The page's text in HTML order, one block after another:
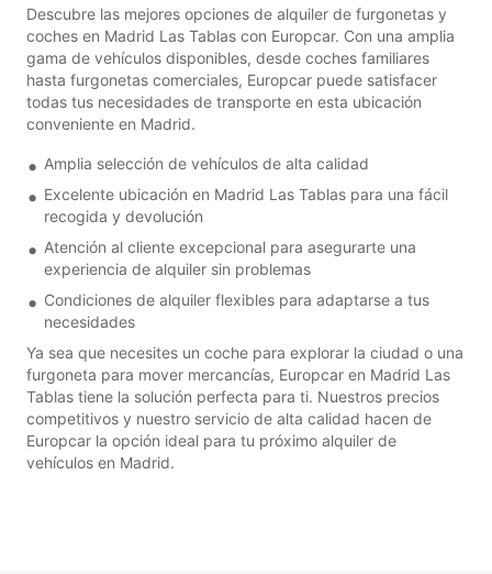
Descubre las mejores opciones de alquiler de furgonetas y
coches en Madrid Las Tablas con Europcar. Con una amplia
gama de vehículos disponibles, desde coches familiares
hasta furgonetas comerciales, Europcar puede satisfacer
todas tus necesidades de transporte en esta ubicación
conveniente en Madrid.
Amplia selección de vehículos de alta calidad
Excelente ubicación en Madrid Las Tablas para una fácil
recogida y devolución
Atención al cliente excepcional para asegurarte una
experiencia de alquiler sin problemas
Condiciones de alquiler flexibles para adaptarse a tus
necesidades
Ya sea que necesites un coche para explorar la ciudad o una
furgoneta para mover mercancías, Europcar en Madrid Las
Tablas tiene la solución perfecta para ti. Nuestros precios
competitivos y nuestro servicio de alta calidad hacen de
Europcar la opción ideal para tu próximo alquiler de
vehículos en Madrid.